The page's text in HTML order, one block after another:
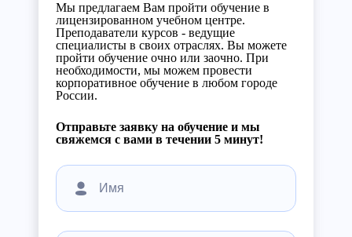
Мы предлагаем Вам пройти обучение в
лицензированном учебном центре.
Преподаватели курсов - ведущие
специалисты в своих отраслях. Вы можете
пройти обучение очно или заочно. При
необходимости, мы можем провести
корпоративное обучение в любом городе
России.
Отправьте заявку на обучение и мы
свяжемся с вами в течении 5 минут!